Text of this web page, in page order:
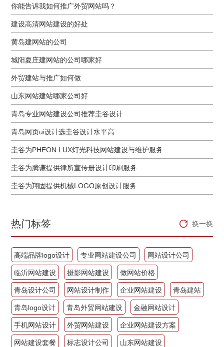
你能告诉我如何推广外贸网站吗？
建设高清网站建设的好处
黄岛建网站的公司
城阳夏庄建网站的公司哪家好
外贸建站与推广如何做
山东网站建站哪家公司好
青岛专业网站建设公司推荐圭谷设计
青岛网页ui设计选圭谷设计水平高
圭谷为PHEON LUX灯光科技网站建设与维护服务
圭谷为腾谦提供律所宣传册设计印刷服务
圭谷为翔固提供机械LOGO原创设计服务
热门标签 换一换
高端品牌logo设计 专业网站建设公司 网站设计公司
临沂网站建设 摄影网站建设 做网站价格
青岛设计公司 网站设计制作 企业网站建设 青岛建站
青岛logo设计 青岛外贸网站建设 金融网站设计
手机网站设计 外贸网站建设 企业网站建设方案
网站建设套餐 标志设计公司 山东网站建设